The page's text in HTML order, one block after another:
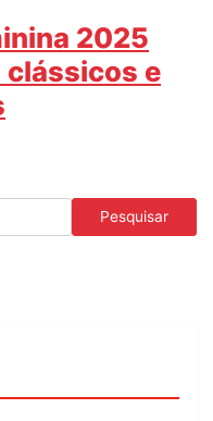
2025
clássicos e
Pesquisar